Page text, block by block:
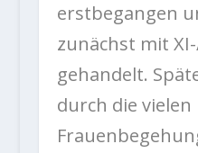
erstbegangen
zunächst mit
gehandelt.
durch die vielen